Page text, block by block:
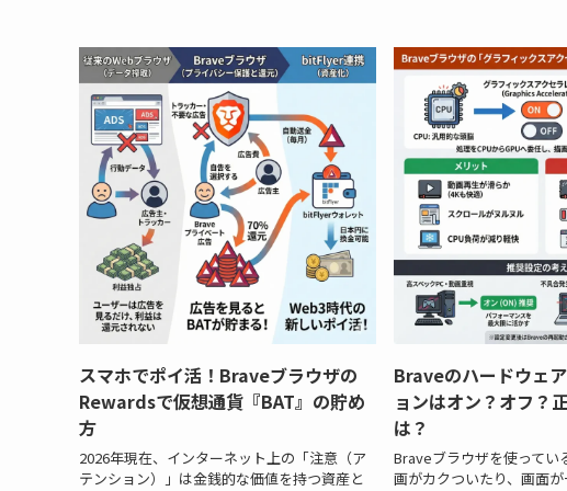
スマホでポイ活！Braveブラウザの
Rewardsで仮想通貨『BAT』の貯め
方
2026年現在、インターネット上の「注意（ア
テンション）」は金銭的な価値を持つ資産と
Braveのハードウェ
ョンはオン？オフ？
は？
Braveブラウザを使ってい
画がカクついたり、画面